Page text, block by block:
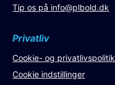
Tip os på info@plbold.dk
Privatliv
Cookie- og privatlivspolitik
Cookie indstillinger